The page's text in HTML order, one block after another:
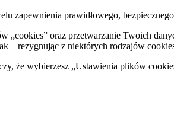
zapewnienia prawidłowego,
oraz przetwarzanie Twoich
– rezygnując z niektórych rodzajów
że wybierzesz „Ustawienia plików